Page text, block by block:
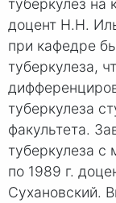
доцент Н.Н.
при кафедре
туберкулеза,
туберкулеза
факультета.
туберкулеза с
по 1989 г.
Сухановский.